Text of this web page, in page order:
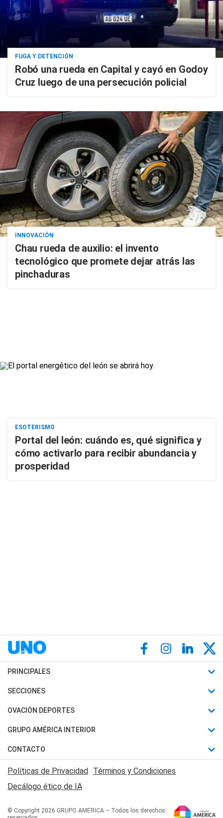
FUGA Y DETENCIÓN
Robó una rueda en Capital y cayó en Godoy
Cruz luego de una persecución policial
INNOVACIÓN
Chau rueda de auxilio: el invento
tecnológico que promete dejar atrás las
pinchaduras
ESOTERISMO
Portal del león: cuándo es, qué significa y
cómo activarlo para recibir abundancia y
prosperidad
PRINCIPALES
Últimas Noticias
Política
Judiciales
Economia
SECCIONES
Horóscopo
Motores
Trucos caseros
Series y Películas
Edictos y Solicitadas
OVACIÓN DEPORTES
Fútbol
Mundial
Automovilismo
Rugby
Básquet
GRUPO AMÉRICA INTERIOR
Canal 7 en Vivo
San Juan 8
CONTACTO
Acerca de Nosotros
Contactanos
Políticas de Privacidad Términos y Condiciones
Decálogo ético de IA
© Copyright 2026 GRUPO AMERICA – Todos los derechos